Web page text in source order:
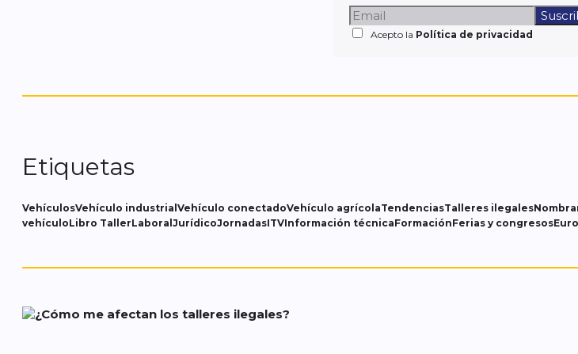
Acepto la Política de privacidad
Etiquetas
VehículosVehículo industrial Vehículo conectadoVehículo agrícolaTendenciasTalleres ilegales
vehículoLibro TallerLaboral JurídicoJornadasITVInformación técnicaFormaciónFerias y congresos